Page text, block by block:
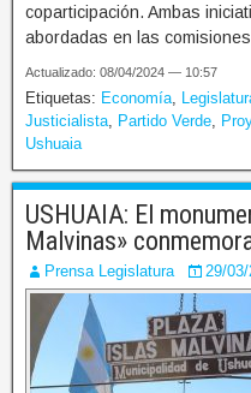
coparticipación. Ambas
abordadas en las
Actualizado: 08/04/2024 — 10:57
Etiquetas: Economía
Justicialista
Partido Verde
Ushuaia
USHUAIA: El
Malvinas»
Prensa Legislatura 29/